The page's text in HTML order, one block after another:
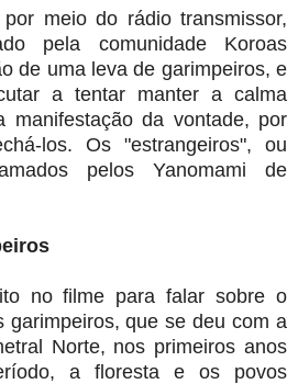
meio do rádio transmissor,
pela comunidade Koroas
de uma leva de garimpeiros, e
a tentar manter a calma
manifestação da vontade, por
los. Os "estrangeiros", ou
pelos Yanomami de
no filme para falar sobre o
garimpeiros, que se deu com a
Norte, nos primeiros anos
a floresta e os povos